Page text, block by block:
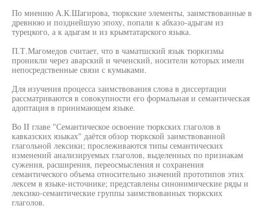
По мнению А.К.Шагирова, тюркские элементы, заимствованные в
древнюю и позднейшую эпоху, попали к абхазо-адыгам из
турецкого, а к адыгам и из крымтатарского языка.
П.Т.Магомедов считает, что в чаматшский язык тюркизмы
проникли через аварский и чеченский, носители которых имели
непосредственные связи с кумыками.
Для изучения процесса заимствования слова в диссертации
рассматриваются в совокупности его формальная и семантическая
адоптация в принимающем языке.
Во II главе "Семантическое освоение тюркских глаголов в
кавказских языках" даётся обзор тюркской заимствованной
глагольной лексики; прослеживаются типы семантических
изменений анализируемых глаголов, выделенных по признакам
сужения, расширения, переосмысления и сохранения
семантического объема относительно значений прототипов этих
лексем в языке-источнике; представлены синонимические ряды и
лексико-семантические группы заимствованных тюркских
глаголов.